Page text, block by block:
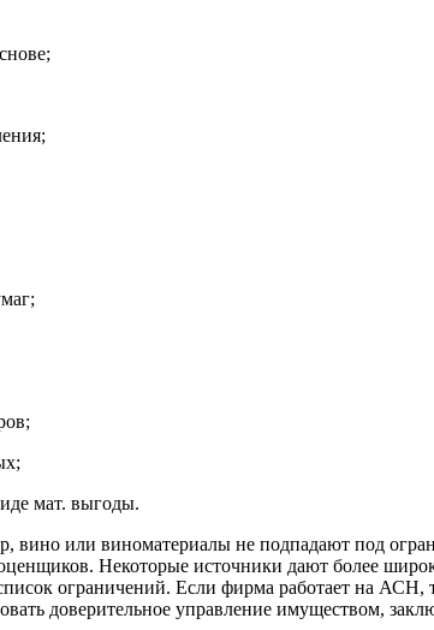
мат. выгоды.
вино или виноматериалы не подпадают под
Некоторые источники дают более
ограничений. Если фирма работает на АСН,
доверительное управление имуществом,